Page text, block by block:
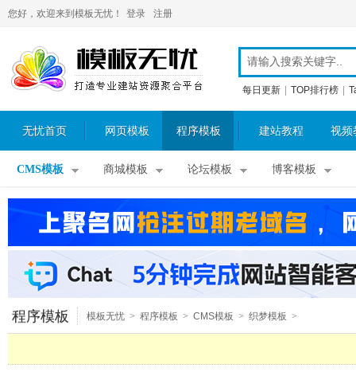
您好，欢迎来到模板无忧！ 登录 注册
每日更新 TOP排行榜
无忧首页 网页模板 程序模板 建站教程 视频
CMS模板 商城模板 论坛模板 博客模板
程序模板 模板无忧 > 程序模板 > CMS模板 > 织梦模板 >